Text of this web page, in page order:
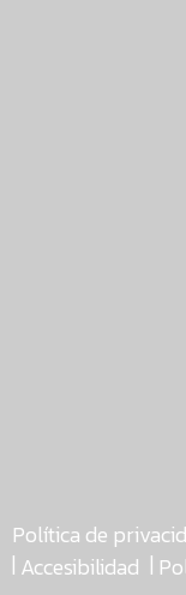
Política de
| Accesibilidad |